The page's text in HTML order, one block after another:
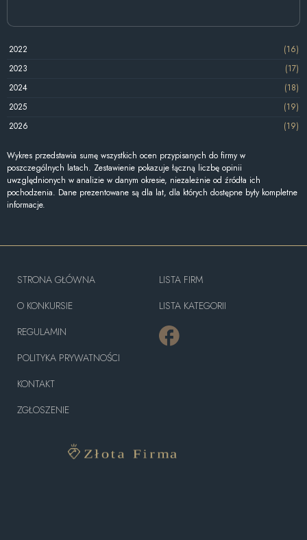
2022
(16)
2023
(17)
2024
(18)
2025
(19)
2026
(19)
Wykres przedstawia sumę wszystkich ocen przypisanych do firmy w
poszczególnych latach. Zestawienie pokazuje łączną liczbę opinii
uwzględnionych w analizie w danym okresie, niezależnie od źródła ich
pochodzenia. Dane prezentowane są dla lat, dla których dostępne były kompletne
informacje.
STRONA GŁÓWNA
O KONKURSIE
REGULAMIN
POLITYKA PRYWATNOŚCI
KONTAKT
ZGŁOSZENIE
LISTA FIRM
LISTA KATEGORII